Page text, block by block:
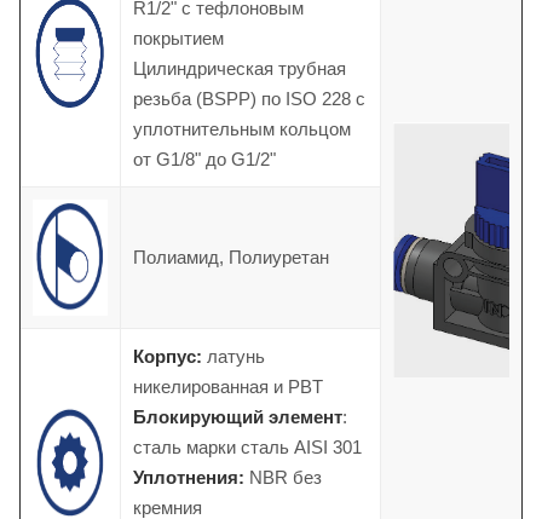
R1/2" с тефлоновым
покрытием
Цилиндрическая трубная
резьба (BSPP) по ISO 228 с
уплотнительным кольцом
от G1/8" до G1/2"
Полиамид, Полиуретан
Корпус: латунь
никелированная и PBT
Блокирующий элемент:
сталь марки сталь AISI 301
Уплотнения: NBR без
кремния